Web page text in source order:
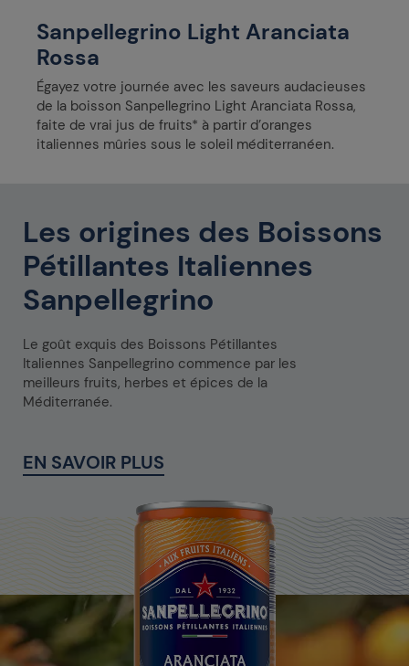
Sanpellegrino Light Aranciata
Rossa
Égayez votre journée avec les saveurs audacieuses
de la boisson Sanpellegrino Light Aranciata Rossa,
faite de vrai jus de fruits* à partir d’oranges
italiennes mûries sous le soleil méditerranéen.
Les origines des Boissons
Pétillantes Italiennes
Sanpellegrino
Le goût exquis des Boissons Pétillantes
Italiennes Sanpellegrino commence par les
meilleurs fruits, herbes et épices de la
Méditerranée.
EN SAVOIR PLUS